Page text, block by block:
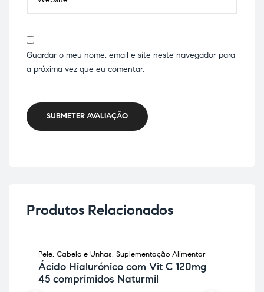
Guardar o meu nome, email e site neste navegador para
a próxima vez que eu comentar.
SUBMETER AVALIAÇÃO
Produtos Relacionados
Pele, Cabelo e Unhas, Suplementação Alimentar
Ácido Hialurónico com Vit C 120mg
45 comprimidos Naturmil